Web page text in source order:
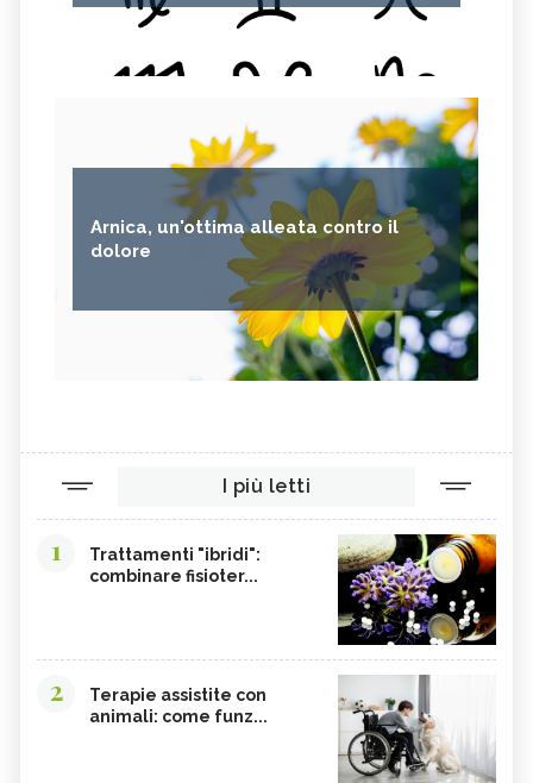
Arnica, un'ottima alleata contro il
dolore
I più letti
1
Trattamenti "ibridi":
combinare fisioter...
2
Terapie assistite con
animali: come funz...